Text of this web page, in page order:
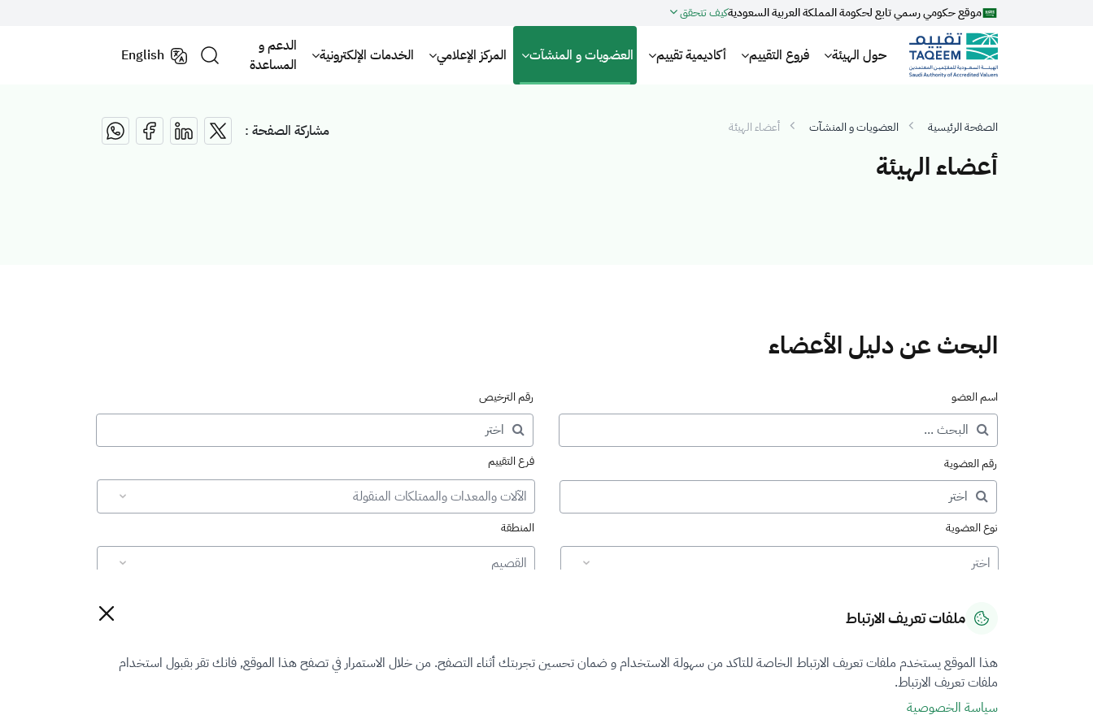
موقع حكومي رسمي تابع لحكومة المملكة العربية السعوديةكيف تتحقق
حول الهيئة فروع التقييم أكاديمية تقييم العضويات و المنشآت المركز الإعلامي الخدمات الإلكترونية
الدعم و
المساعدة
English
الصفحة الرئيسية العضويات و المنشآت أعضاء الهيئة مشاركة الصفحة :
أعضاء الهيئة
البحث عن دليل الأعضاء
اسم العضو رقم الترخيص
رقم العضوية فرع التقييم
الآلات والمعدات والممتلكات المنقولة
نوع العضوية
اختر
المنطقة
القصيم
إعادة تعيين ملفات تعريف الارتباط
هذا الموقع يستخدم ملفات تعريف الارتباط الخاصة للتاكد من سهولة الاستخدام و ضمان تحسين تجربتك أثناء التصفح. من خلال الاستمرار في تصفح هذا الموقع, فانك تقر بقبول استخدام
ملفات تعريف الارتباط.
سياسة الخصوصية